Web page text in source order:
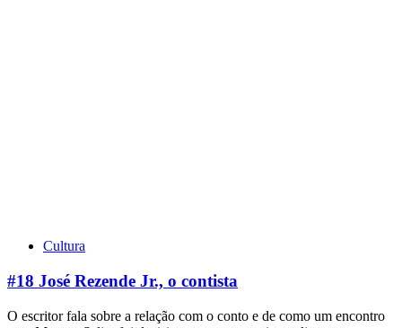
Cultura
#18 José Rezende Jr., o contista
O escritor fala sobre a relação com o conto e de como um encontro